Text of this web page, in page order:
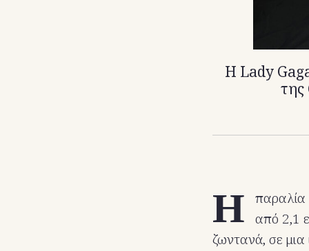
Η Lady
της
H
παραλία
από 2,1
ζωντανά, σε μια